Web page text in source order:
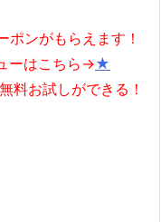
ポンがもらえます！
ーはこちら→★
料お試しができる！